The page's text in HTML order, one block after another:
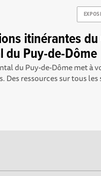
itinérantes du
du Puy-de-Dôme
du Puy-de-Dôme met à
ressources sur tous les